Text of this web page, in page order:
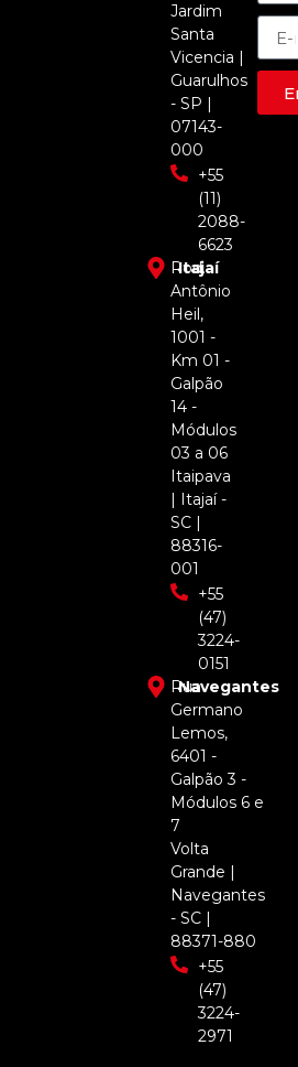
Jardim
Santa
Vicencia |
Guarulhos
- SP |
07143-
000
+55
(11)
2088-
6623
Itajaí
Rod.
Antônio
Heil,
1001 -
Km 01 -
Galpão
14 -
Módulos
03 a 06
Itaipava
| Itajaí -
SC |
88316-
001
+55
(47)
3224-
0151
Navegantes
Rua
Germano
Lemos,
6401 -
Galpão 3 -
Módulos 6 e
7
Volta
Grande |
Navegantes
- SC |
88371-880
+55
(47)
3224-
2971